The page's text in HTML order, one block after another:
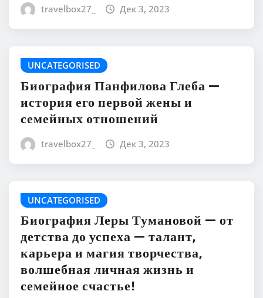
travelbox27_ Дек 3, 2023
UNCATEGORISED
Биография Панфилова Глеба —
история его первой жены и
семейных отношений
travelbox27_ Дек 3, 2023
UNCATEGORISED
Биография Леры Тумановой — от
детства до успеха — талант,
карьера и магия творчества,
волшебная личная жизнь и
семейное счастье!